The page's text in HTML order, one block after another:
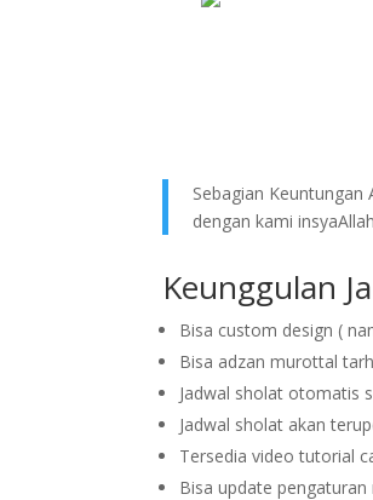
Sebagian Keuntungan
dengan kami
Keunggulan
Bisa custom design (
Bisa adzan murottal
Jadwal sholat otomatis
Jadwal sholat akan
Tersedia video tutorial
Bisa update